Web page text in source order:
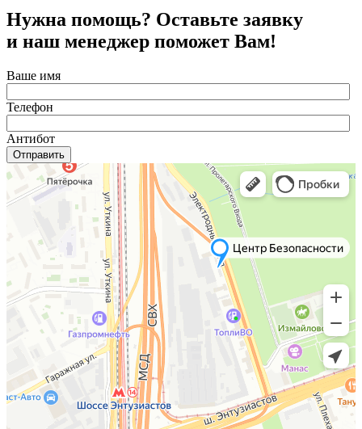
Нужна помощь? Оставьте заявку
и наш менеджер поможет Вам!
Ваше имя
Телефон
Антибот
Отправить